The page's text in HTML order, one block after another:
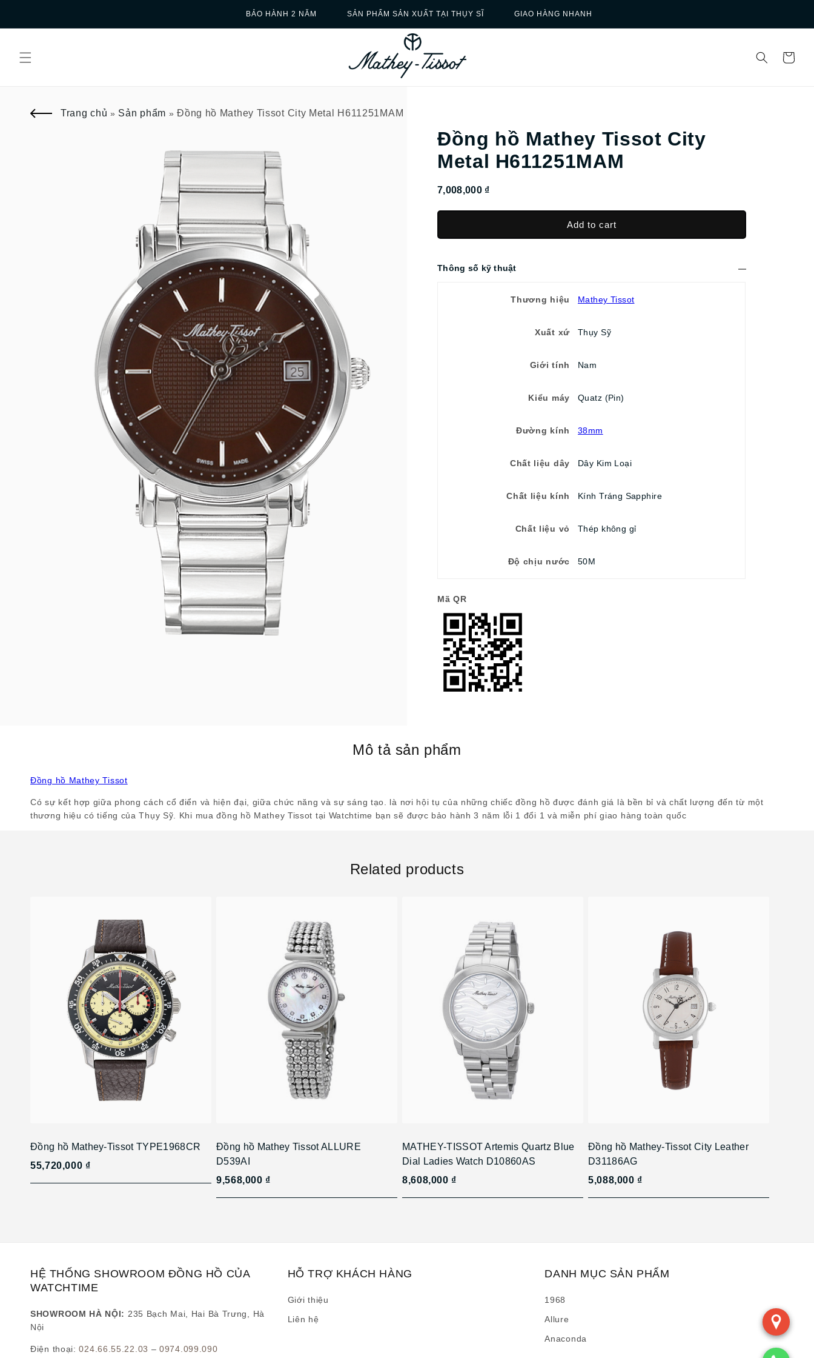
BẢO HÀNH 2 NĂM SẢN PHẨM SẢN XUẤT TẠI THỤY SĨ GIAO HÀNG NHANH
Trang chủ » Sản phẩm »Đồng hồ Mathey Tissot City Metal H611251MAM
Đồng hồ Mathey Tissot City
Metal H611251MAM
7,008,000 ₫
Add to cart
Thông số kỹ thuật
Thương hiệu Mathey Tissot
Xuất xứ Thụy Sỹ
Giới tính Nam
Kiểu máy Quatz (Pin)
Đường kính 38mm
Chất liệu dây Dây Kim Loại
Chất liệu kính Kính Tráng Sapphire
Chất liệu vỏ Thép không gỉ
Độ chịu nước 50M
Mã QR
Mô tả sản phẩm
Đồng hồ Mathey Tissot
Có sự kết hợp giữa phong cách cổ điển và hiện đại, giữa chức năng và sự sáng tạo. là nơi hội tụ của những chiếc đồng hồ được đánh giá là bền bỉ và chất lượng đến từ một
thương hiệu có tiếng của Thụy Sỹ. Khi mua đồng hồ Mathey Tissot tại Watchtime bạn sẽ được bảo hành 3 năm lỗi 1 đổi 1 và miễn phí giao hàng toàn quốc
Related products
Đồng hồ Mathey-Tissot TYPE1968CR
55,720,000 ₫
Đồng hồ Mathey Tissot ALLURE
D539AI
9,568,000 ₫
MATHEY-TISSOT Artemis Quartz Blue
Dial Ladies Watch D10860AS
8,608,000 ₫
Đồng hồ Mathey-Tissot City Leather
D31186AG
5,088,000 ₫
HỆ THỐNG SHOWROOM ĐỒNG HỒ CỦA
WATCHTIME
SHOWROOM HÀ NỘI: 235 Bạch Mai, Hai Bà Trưng, Hà
Nội
Điện thoại:024.66.55.22.03 –0974.099.090
HỖ TRỢ KHÁCH HÀNG
Giới thiệu
Liên hệ
DANH MỤC SẢN PHẨM
1968
Allure
Anaconda